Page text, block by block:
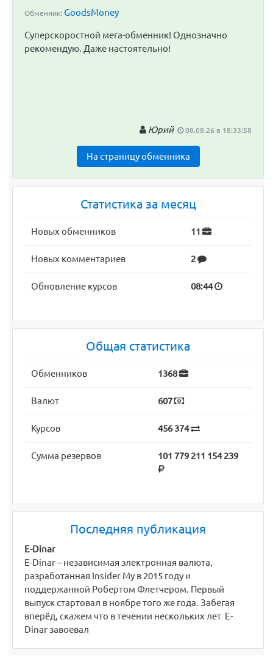
Обменник: GoodsMoney
Суперскоростной мега-обменник! Однозначно
рекомендую. Даже настоятельно!
Юрий 08.08.26 в 18:33:58
На страницу обменника
Статистика за месяц
Новых обменников 11
Новых комментариев 2
Обновление курсов 08:44
Общая статистика
Обменников 1368
Валют 607
Курсов 456 374
Сумма резервов 101 779 211 154 239
Последняя публикация
E-Dinar
E-Dinar – независимая электронная валюта,
разработанная Insider My в 2015 году и
поддержанной Робертом Флетчером. Первый
выпуск стартовал в ноябре того же года. Забегая
вперёд, скажем что в течении нескольких лет E-
Dinar завоевал